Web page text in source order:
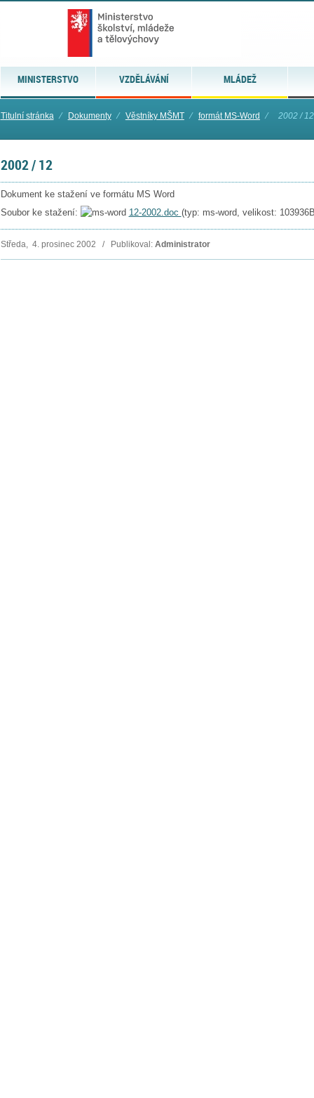
MINISTERSTVO VZDĚLÁVÁNÍ MLÁDEŽ
Titulní stránka ⁄ Dokumenty ⁄ Věstníky MŠMT ⁄ formát MS-Word ⁄ 2002 / 12
2002 / 12
Dokument ke stažení ve formátu MS Word
Soubor ke stažení:
12-2002.doc (typ: ms-word, velikost:
Středa, 4. prosinec 2002 / Publikoval: Administrator